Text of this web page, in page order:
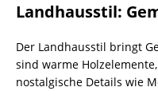
Landhausstil:
Der Landhausstil bringt
sind warme
nostalgische Details wie